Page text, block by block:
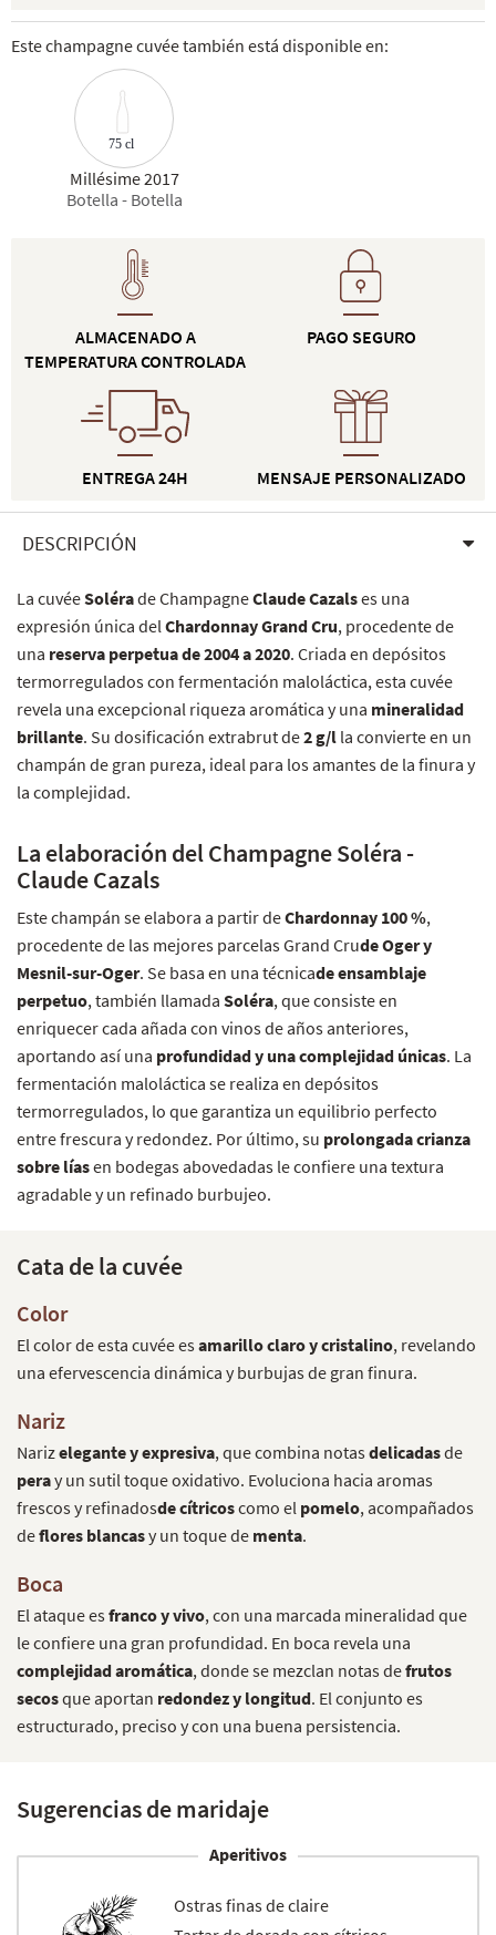
Este champagne cuvée también está disponible en:
75 cl
Millésime 2017
Botella - Botella
ALMACENADO A
TEMPERATURA CONTROLADA
ENTREGA 24H
PAGO SEGURO
MENSAJE PERSONALIZADO
DESCRIPCIÓN
La cuvéeSolérade ChampagneClaude Cazalses una
expresión única delChardonnay Grand Cru, procedente de
una reserva perpetua de 2004 a 2020. Criada en depósitos
termorregulados con fermentación maloláctica, esta cuvée
revela una excepcional riqueza aromática y una mineralidad
brillante. Su dosificación extrabrut de2 g/l la convierte en un
champán de gran pureza, ideal para los amantes de la finura y
la complejidad.
La elaboración del Champagne Soléra -
Claude Cazals
Este champán se elabora a partir deChardonnay 100 %,
procedente de las mejores parcelas Grand Crude Oger y
Mesnil-sur-Oger. Se basa en una técnicade ensamblaje
perpetuo, también llamada Soléra, que consiste en
enriquecer cada añada con vinos de años anteriores,
aportando así una profundidad y una complejidad únicas. La
fermentación maloláctica se realiza en depósitos
termorregulados, lo que garantiza un equilibrio perfecto
entre frescura y redondez. Por último, su prolongada crianza
sobre líasen bodegas abovedadas le confiere una textura
agradable y un refinado burbujeo.
Cata de la cuvée
Color
El color de esta cuvée esamarillo claro y cristalino, revelando
una efervescencia dinámica y burbujas de gran finura.
Nariz
Narizelegante y expresiva, que combina notasdelicadasde
peray un sutil toque oxidativo. Evoluciona hacia aromas
frescos y refinadosde cítricoscomo el pomelo, acompañados
deflores blancasy un toque de menta.
Boca
El ataque esfranco y vivo, con una marcada mineralidad que
le confiere una gran profundidad. En boca revela una
complejidad aromática, donde se mezclan notas defrutos
secosque aportan redondez y longitud. El conjunto es
estructurado, preciso y con una buena persistencia.
Sugerencias de maridaje
Aperitivos
Ostras finas de claire